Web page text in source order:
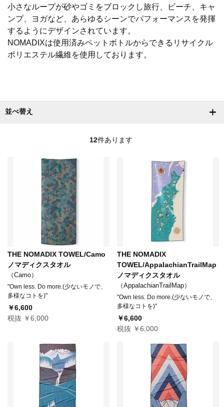
小さなループが砂やゴミをブロックし旅行、ビーチ、キャ
ンプ、ヨガなど、あらゆるシーンでパフォーマンスを発揮
するようにデザインされています。
NOMADIXは使用済みペットボトルからできるリサイクル
ポリエステル繊維を使用しております。
並べ替え
12件あります
THE NOMADIX TOWEL/Camo
ノマディクスタオル
（Camo）
"Own less. Do more.(少ないモノで、
多様なコトを)"
￥6,600
税抜 ￥6,000
THE NOMADIX
TOWEL/AppalachianTrailMap
ノマディクスタオル
（AppalachianTrailMap）
"Own less. Do more.(少ないモノで、
多様なコトを)"
￥6,600
税抜 ￥6,000